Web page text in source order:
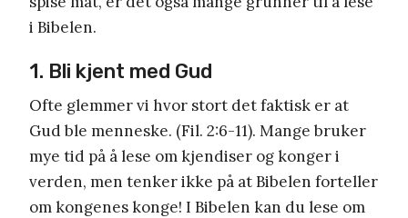
i Bibelen.
1. Bli kjent med Gud
Ofte glemmer vi hvor stort det faktisk er at
Gud ble menneske. (Fil. 2:6-11). Mange bruker
mye tid på å lese om kjendiser og konger i
verden, men tenker ikke på at Bibelen forteller
om kongenes konge! I Bibelen kan du lese om